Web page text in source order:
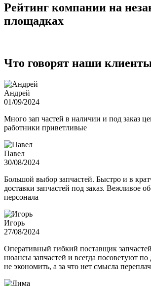
Рейтинг компании на
площадках
Что говорят наши
Андрей
01/09/2024
Много зап частей в наличии и под заказ
работники приветливые
Павел
30/08/2024
Большой выбор запчастей. Быстро и в
доставки запчастей под заказ. Вежливое
персонала
Игорь
27/08/2024
Оперативный гибкий поставщик
нюансы запчастей и всегда посоветуют
не экономить, а за что нет смысла